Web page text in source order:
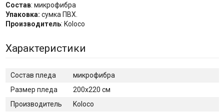
Состав: микрофибра
Упаковка: сумка ПВХ.
Производитель: Koloco
Характеристики
Состав пледа
микрофибра
Размер пледа
200х220 см
Производитель
Koloco